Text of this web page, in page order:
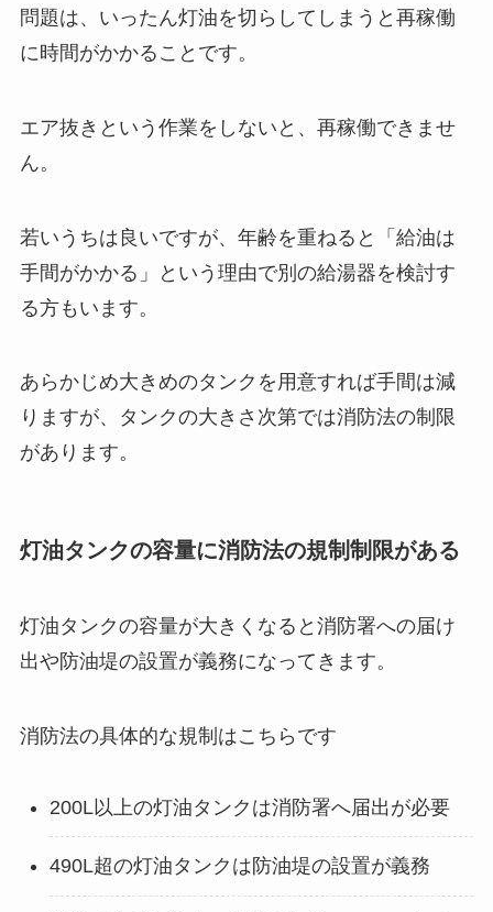
問題は、いったん灯油を切らしてしまうと再稼働
に時間がかかることです。
エア抜きという作業をしないと、再稼働できませ
ん。
若いうちは良いですが、年齢を重ねると「給油は
手間がかかる」という理由で別の給湯器を検討す
る方もいます。
あらかじめ大きめのタンクを用意すれば手間は減
りますが、タンクの大きさ次第では消防法の制限
があります。
灯油タンクの容量に消防法の規制制限がある
灯油タンクの容量が大きくなると消防署への届け
出や防油堤の設置が義務になってきます。
消防法の具体的な規制はこちらです
200L以上の灯油タンクは消防署へ届出が必要
490L超の灯油タンクは防油堤の設置が義務